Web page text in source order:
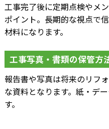
工事完了後に定期点検やメ
ポイント。長期的な視点で
材料になります。
工事写真・書類の保管方
報告書や写真は将来のリフ
な資料となります。紙・デ
す。